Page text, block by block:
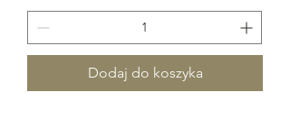
Dodaj do koszyka